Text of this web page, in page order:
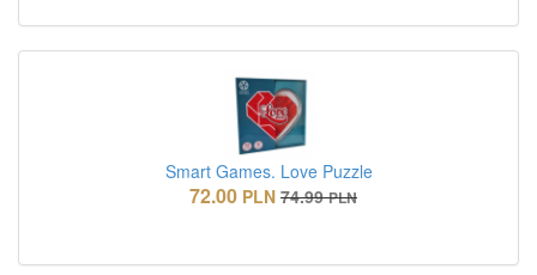
Smart Games. Love Puzzle
72.00 PLN 74.99 PLN